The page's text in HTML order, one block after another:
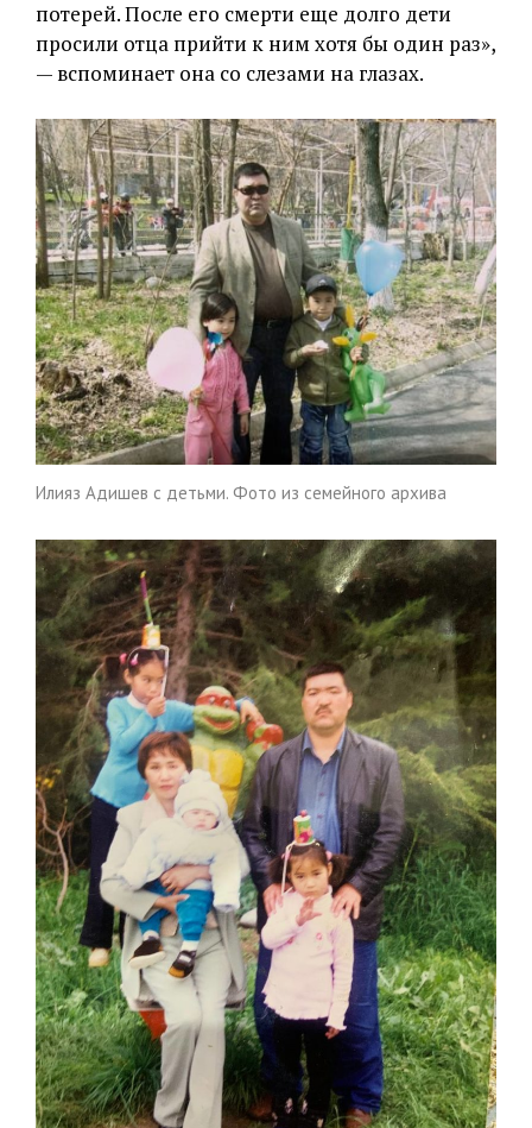
потерей. После его смерти еще долго дети
просили отца прийти к ним хотя бы один раз»,
— вспоминает она со слезами на глазах.
Илияз Адишев с детьми. Фото из семейного архива